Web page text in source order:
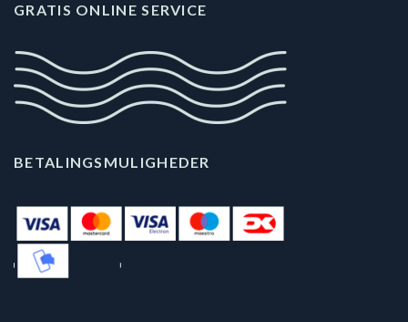
GRATIS ONLINE SERVICE
BETALINGSMULIGHEDER